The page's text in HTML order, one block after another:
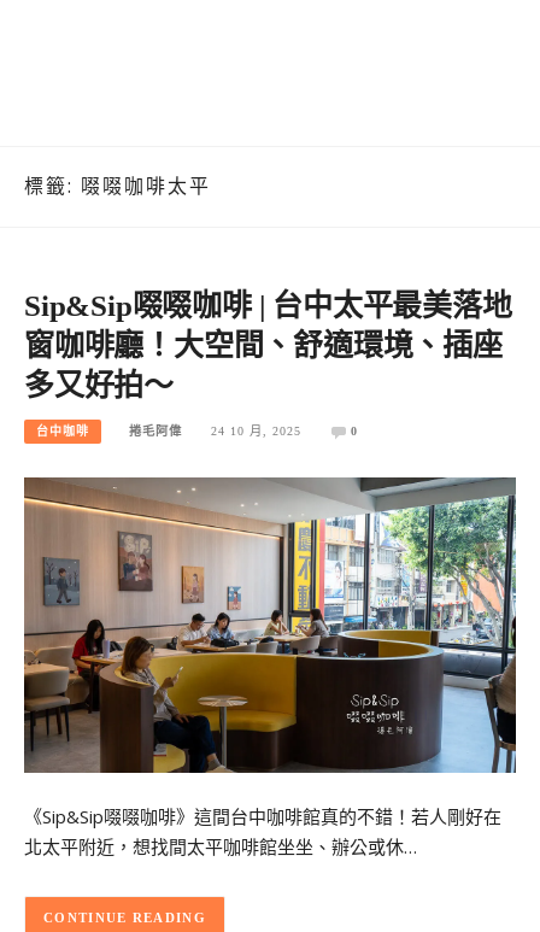
標籤: 啜啜咖啡太平
Sip&Sip啜啜咖啡 | 台中太平最美落地
窗咖啡廳！大空間、舒適環境、插座
多又好拍～
台中咖啡 捲毛阿偉 24 10 月, 2025 0
《Sip&Sip啜啜咖啡》這間台中咖啡館真的不錯！若人剛好在
北太平附近，想找間太平咖啡館坐坐、辦公或休…
CONTINUE READING